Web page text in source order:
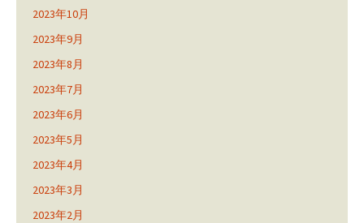
2023年10月
2023年9月
2023年8月
2023年7月
2023年6月
2023年5月
2023年4月
2023年3月
2023年2月